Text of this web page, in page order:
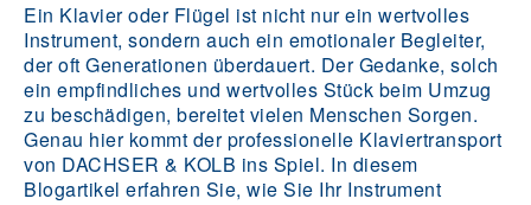
Ein Klavier oder Flügel ist nicht nur ein wertvolles
Instrument, sondern auch ein emotionaler Begleiter,
der oft Generationen überdauert. Der Gedanke, solch
ein empfindliches und wertvolles Stück beim Umzug
zu beschädigen, bereitet vielen Menschen Sorgen.
Genau hier kommt der professionelle Klaviertransport
von DACHSER & KOLB ins Spiel. In diesem
Blogartikel erfahren Sie, wie Sie Ihr Instrument